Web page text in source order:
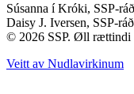
Súsanna í Króki, SSP-
Daisy J. Iversen, SSP-
© 2026 SSP. Øll rættindi
Veitt av Nudlavirkinum